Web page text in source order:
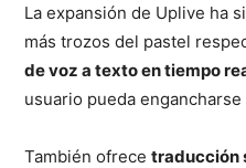
La expansión de Uplive ha
más trozos del pastel
de voz a texto en tiempo
usuario pueda
También ofrece traducción